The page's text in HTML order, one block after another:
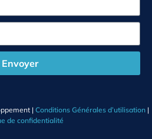
Envoyer
| Conditions Générales d’utilisation |
de confidentialité